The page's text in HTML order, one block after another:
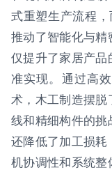
式重塑生产流程，
推动了智能化与精
仅提升了家居产
准实现。通过高
术，木工制造摆脱
线和精细构件的挑
还降低了加工损耗
机协调性和系统